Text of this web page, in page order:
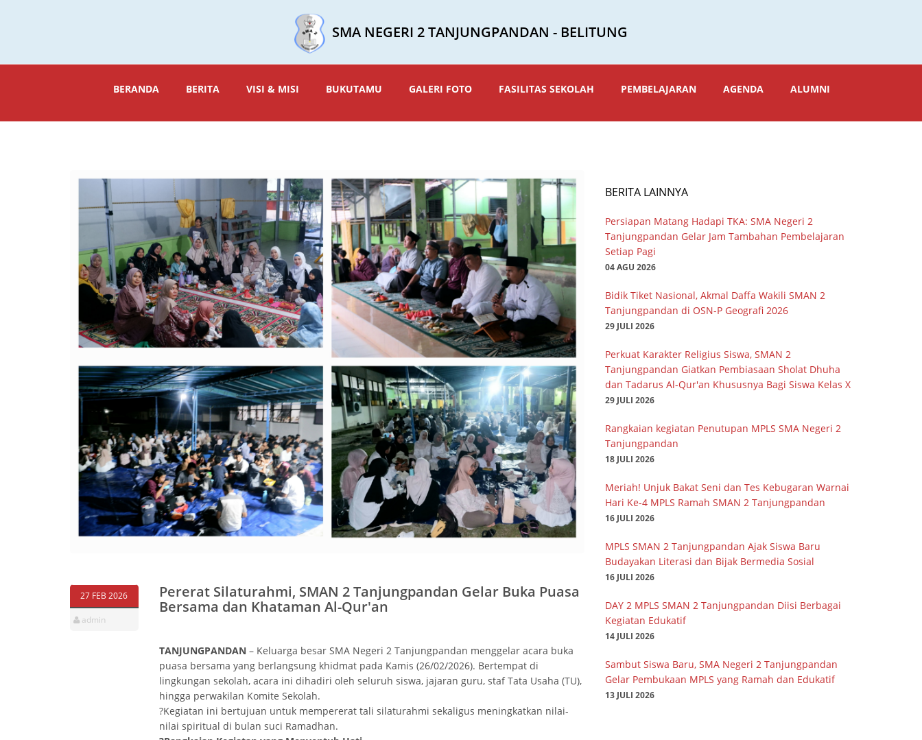
SMA NEGERI 2 TANJUNGPANDAN - BELITUNG
BERANDA BERITA VISI & MISI BUKUTAMU GALERI FOTO FASILITAS SEKOLAH PEMBELAJARAN AGENDA ALUMNI
27 FEB 2026
admin
Pererat Silaturahmi, SMAN 2 Tanjungpandan Gelar Buka Puasa
Bersama dan Khataman Al-Qur'an
TANJUNGPANDAN – Keluarga besar SMA Negeri 2 Tanjungpandan menggelar acara buka
puasa bersama yang berlangsung khidmat pada Kamis (26/02/2026). Bertempat di
lingkungan sekolah, acara ini dihadiri oleh seluruh siswa, jajaran guru, staf Tata Usaha (TU),
hingga perwakilan Komite Sekolah.
?Kegiatan ini bertujuan untuk mempererat tali silaturahmi sekaligus meningkatkan nilai-
nilai spiritual di bulan suci Ramadhan.
BERITA LAINNYA
Persiapan Matang Hadapi TKA: SMA Negeri 2
Tanjungpandan Gelar Jam Tambahan Pembelajaran
Setiap Pagi
04 AGU 2026
Bidik Tiket Nasional, Akmal Daffa Wakili SMAN 2
Tanjungpandan di OSN-P Geografi 2026
29 JULI 2026
Perkuat Karakter Religius Siswa, SMAN 2
Tanjungpandan Giatkan Pembiasaan Sholat Dhuha
dan Tadarus Al-Qur'an Khususnya Bagi Siswa Kelas X
29 JULI 2026
Rangkaian kegiatan Penutupan MPLS SMA Negeri 2
Tanjungpandan
18 JULI 2026
Meriah! Unjuk Bakat Seni dan Tes Kebugaran Warnai
Hari Ke-4 MPLS Ramah SMAN 2 Tanjungpandan
16 JULI 2026
MPLS SMAN 2 Tanjungpandan Ajak Siswa Baru
Budayakan Literasi dan Bijak Bermedia Sosial
16 JULI 2026
DAY 2 MPLS SMAN 2 Tanjungpandan Diisi Berbagai
Kegiatan Edukatif
14 JULI 2026
Sambut Siswa Baru, SMA Negeri 2 Tanjungpandan
Gelar Pembukaan MPLS yang Ramah dan Edukatif
13 JULI 2026